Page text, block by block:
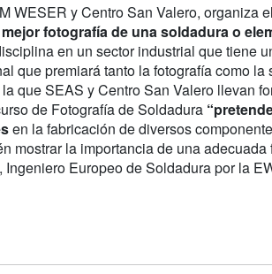
WESER y Centro San Valero, organiza el
fotografía de una soldadura o
en un sector industrial que tiene
que premiará tanto la fotografía como la
la que SEAS y Centro San Valero llevan
de Fotografía de Soldadura
en la fabricación de diversos
mostrar la importancia de una
Europeo de Soldadura por la